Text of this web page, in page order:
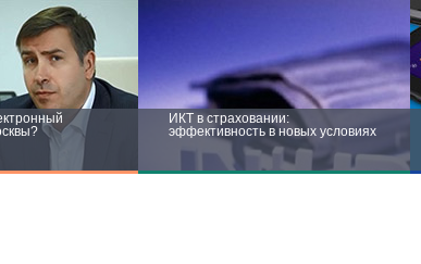
ИКТ в страховании:
эффективность в новых условиях